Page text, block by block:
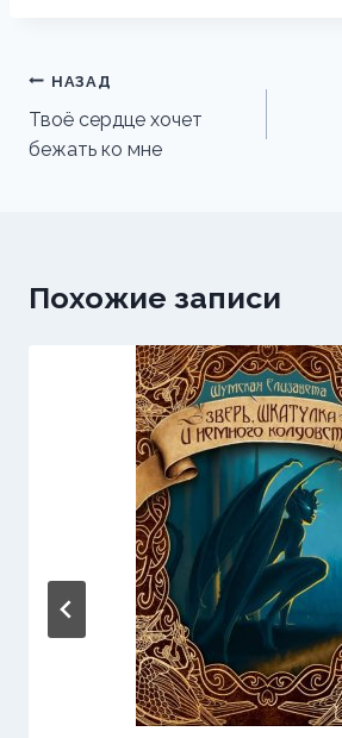
Навигация
по
записям
НАЗАД
Твоё сердце хочет
бежать ко мне
Похожие записи